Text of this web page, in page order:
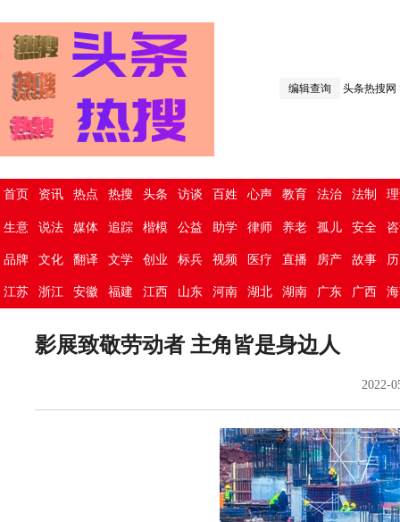
编辑查询 头条热搜网
首页 资讯 热点 热搜 头条 访谈 百姓 心声 教育 法治 法制
生意 说法 媒体 追踪 楷模 公益 助学 律师 养老 孤儿 安全
品牌 文化 翻译 文学 创业 标兵 视频 医疗 直播 房产 故事
江苏 浙江 安徽 福建 江西 山东 河南 湖北 湖南 广东 广西
影展致敬劳动者 主角皆是身边人
2022-